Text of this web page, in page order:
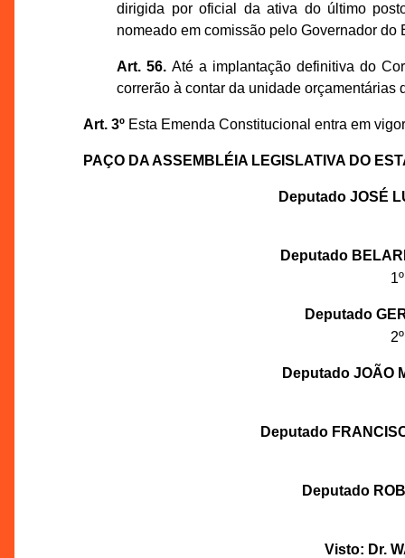
dirigida por oficial da ativa do último
nomeado em comissão pelo Governador
Art. 56. Até a implantação definitiva do
correrão à contar da unidade orçamentárias
Art. 3ºEsta Emenda Constitucional entra em
PAÇO DA ASSEMBLÉIA LEGISLATIVA DO
Deputado JOSÉ
Deputado
Deputado
Deputado JOÃO
Deputado
Deputado
Visto: Dr.